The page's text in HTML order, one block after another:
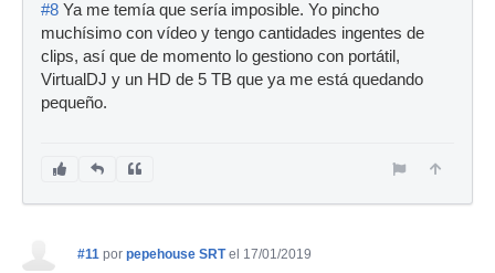
#8 Ya me temía que sería imposible. Yo pincho
muchísimo con vídeo y tengo cantidades ingentes de
clips, así que de momento lo gestiono con portátil,
VirtualDJ y un HD de 5 TB que ya me está quedando
pequeño.
#11 por pepehouse SRT el 17/01/2019